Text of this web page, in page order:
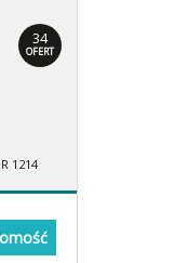
34
OFERT
1214